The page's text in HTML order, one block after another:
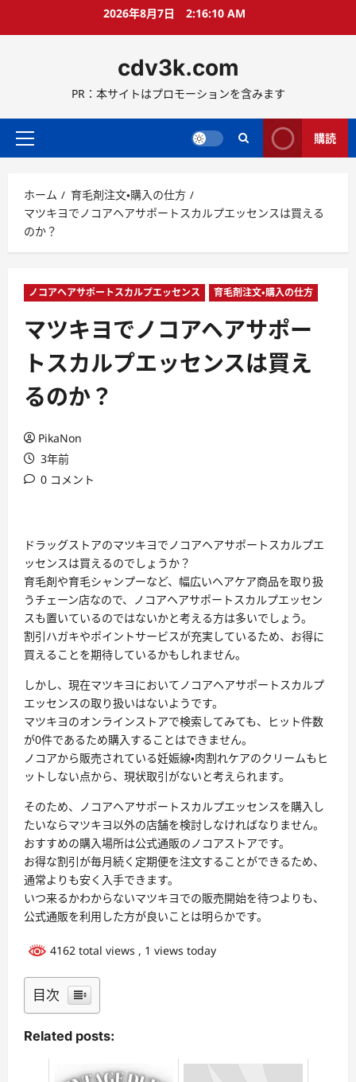
ス
ッ
2026年8月7日 2:16:11 AM
cdv3k.com
PR：本サイトはプロモーションを含みます
メ
メ
ニ
ュ
ー
購読
ホーム
育毛剤注文・購入の仕方
マツキヨでノコアヘアサポートスカルプエッセンスは買える
のか？
ノコアヘアサポートスカルプエッセンス 育毛剤注文・購入の仕方
マツキヨでノコアヘアサポー
トスカルプエッセンスは買え
るのか？
PikaNon
3年前
0 コメント
ドラッグストアのマツキヨでノコアヘアサポートスカルプエ
ッセンスは買えるのでしょうか？
育毛剤や育毛シャンプーなど、幅広いヘアケア商品を取り扱
うチェーン店なので、ノコアヘアサポートスカルプエッセン
スも置いているのではないかと考える方は多いでしょう。
割引ハガキやポイントサービスが充実しているため、お得に
買えることを期待しているかもしれません。
しかし、現在マツキヨにおいてノコアヘアサポートスカルプ
エッセンスの取り扱いはないようです。
マツキヨのオンラインストアで検索してみても、ヒット件数
が0件であるため購入することはできません。
ノコアから販売されている妊娠線・肉割れケアのクリームもヒ
ットしない点から、現状取引がないと考えられます。
そのため、ノコアヘアサポートスカルプエッセンスを購入し
たいならマツキヨ以外の店舗を検討しなければなりません。
おすすめの購入場所は公式通販のノコアストアです。
お得な割引が毎月続く定期便を注文することができるため、
通常よりも安く入手できます。
いつ来るかわからないマツキヨでの販売開始を待つよりも、
公式通販を利用した方が良いことは明らかです。
4162 total views , 1 views today
目次
Related posts: